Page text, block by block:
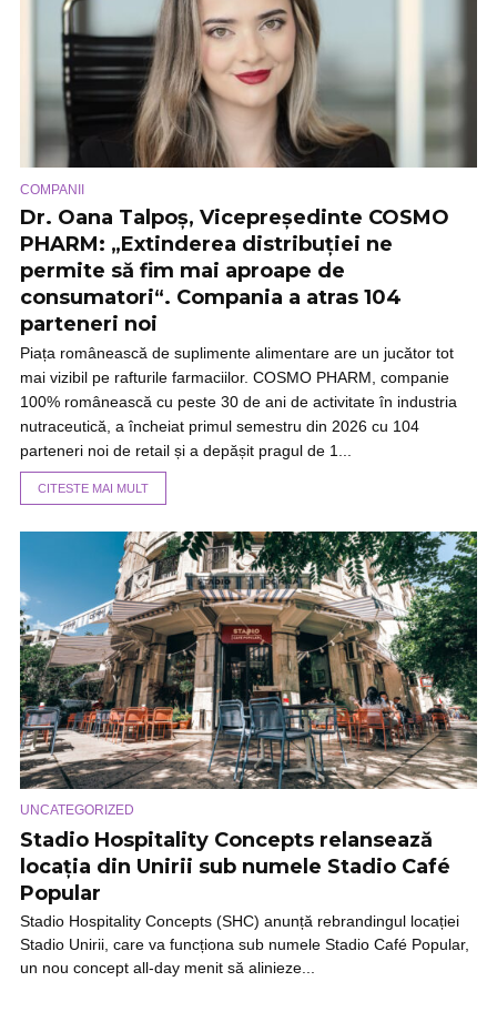
COMPANII
Dr. Oana Talpoș, Vicepreședinte COSMO
PHARM: „Extinderea distribuției ne
permite să fim mai aproape de
consumatori“. Compania a atras 104
parteneri noi
Piața românească de suplimente alimentare are un jucător tot
mai vizibil pe rafturile farmaciilor. COSMO PHARM, companie
100% românească cu peste 30 de ani de activitate în industria
nutraceutică, a încheiat primul semestru din 2026 cu 104
parteneri noi de retail și a depășit pragul de 1...
CITESTE MAI MULT
UNCATEGORIZED
Stadio Hospitality Concepts relansează
locația din Unirii sub numele Stadio Café
Popular
Stadio Hospitality Concepts (SHC) anunță rebrandingul locației
Stadio Unirii, care va funcționa sub numele Stadio Café Popular,
un nou concept all-day menit să alinieze...